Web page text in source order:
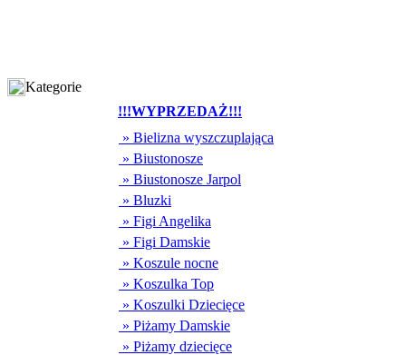
Kategorie
!!!WYPRZEDAŻ!!!
» Bielizna wyszczuplająca
» Biustonosze
» Biustonosze Jarpol
» Bluzki
» Figi Angelika
» Figi Damskie
» Koszule nocne
» Koszulka Top
» Koszulki Dziecięce
» Piżamy Damskie
» Piżamy dziecięce